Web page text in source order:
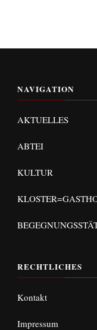
NAVIGATION
AKTUELLES
ABTEI
KULTUR
RECHTLICHES
Kontakt
Impressum